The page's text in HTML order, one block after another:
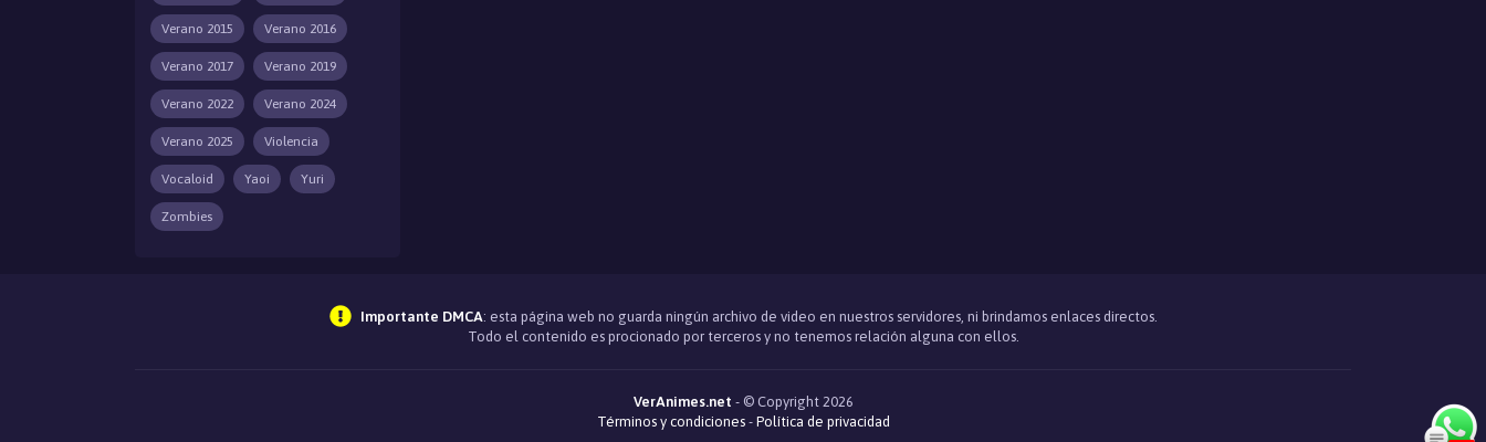
Verano 2015 Verano 2016
Verano 2017 Verano 2019
Verano 2022 Verano 2024
Verano 2025 Violencia
Vocaloid Yaoi Yuri
Zombies
Importante DMCA: esta página web no guarda ningún archivo de video en nuestros servidores, ni brindamos enlaces directos.
Todo el contenido es procionado por terceros y no tenemos relación alguna con ellos.
VerAnimes.net - © Copyright 2026
Términos y condiciones- Política de privacidad